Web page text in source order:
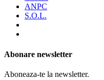
ANPC
S.O.L.
Abonare newsletter
Aboneaza-te la newsletter.